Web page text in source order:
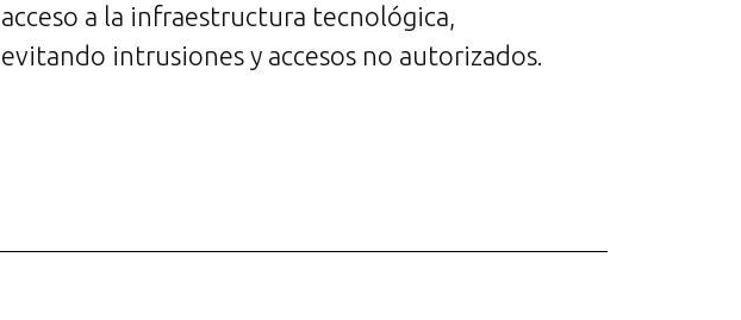
acceso a la infraestructura tecnológica,
evitando intrusiones y accesos no autorizados.